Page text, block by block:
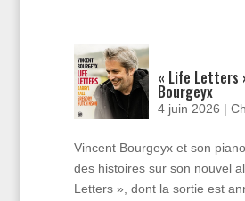
« Life Letters
Bourgeyx
4 juin 2026 |
Vincent Bourgeyx et son
des histoires sur son nouvel
Letters », dont la sortie est